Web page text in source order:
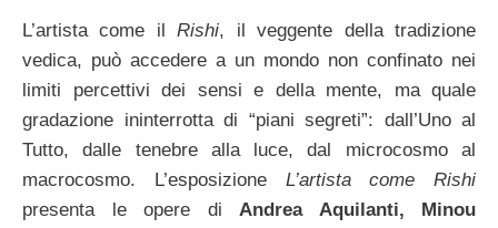
L’artista come ilRishi, il veggente della tradizione
vedica, può accedere a un mondo non confinato nei
limiti percettivi dei sensi e della mente, ma quale
gradazione ininterrotta di “piani segreti”: dall’Uno al
Tutto, dalle tenebre alla luce, dal microcosmo al
macrocosmo. L’esposizione L’artista come Rishi
presenta le opere di Andrea Aquilanti, Minou